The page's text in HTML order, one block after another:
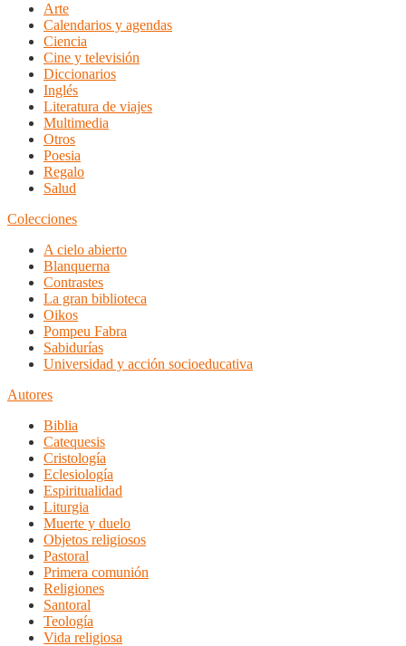
Arte
Calendarios y agendas
Ciencia
Cine y televisión
Diccionarios
Inglés
Literatura de viajes
Multimedia
Otros
Poesia
Regalo
Salud
Colecciones
A cielo abierto
Blanquerna
Contrastes
La gran biblioteca
Oikos
Pompeu Fabra
Sabidurías
Universidad y acción socioeducativa
Autores
Biblia
Catequesis
Cristología
Eclesiología
Espiritualidad
Liturgia
Muerte y duelo
Objetos religiosos
Pastoral
Primera comunión
Religiones
Santoral
Teología
Vida religiosa